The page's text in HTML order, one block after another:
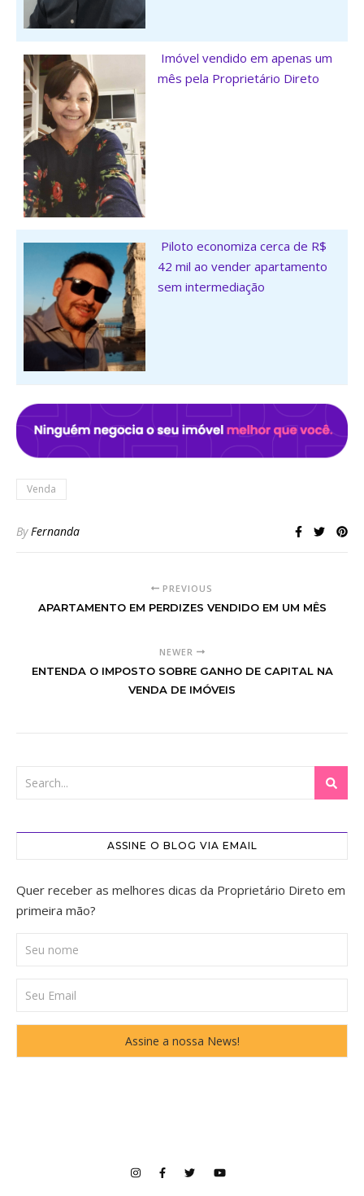
Imóvel vendido em apenas um
mês pela Proprietário Direto
Piloto economiza cerca de R$
42 mil ao vender apartamento
sem intermediação
Venda
ByFernanda
PREVIOUS
APARTAMENTO EM PERDIZES VENDIDO EM UM MÊS
NEWER
ENTENDA O IMPOSTO SOBRE GANHO DE CAPITAL NA
VENDA DE IMÓVEIS
ASSINE O BLOG VIA EMAIL
Quer receber as melhores dicas da Proprietário Direto em
primeira mão?